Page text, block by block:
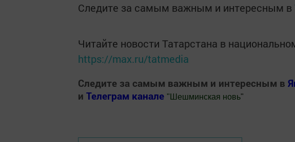
Следите за самым важным и интересным в
Читайте новости Татарстана в
https://max.ru/tatmedia
Следите за самым важным и интересным в
и Телеграм канале " Шешминская новь"